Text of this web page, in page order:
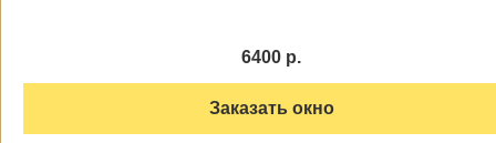
6400 р.
Заказать окно